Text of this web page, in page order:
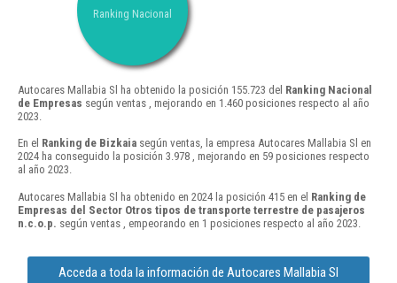
Ranking Nacional
Autocares Mallabia Sl ha obtenido la posición 155.723 del Ranking Nacional
de Empresas según ventas , mejorando en 1.460 posiciones respecto al año
2023.
En el Ranking de Bizkaia según ventas, la empresa Autocares Mallabia Sl en
2024 ha conseguido la posición 3.978 , mejorando en 59 posiciones respecto
al año 2023.
Autocares Mallabia Sl ha obtenido en 2024 la posición 415 en el Ranking de
Empresas del Sector Otros tipos de transporte terrestre de pasajeros
n.c.o.p. según ventas , empeorando en 1 posiciones respecto al año 2023.
Acceda a toda la información de Autocares Mallabia Sl